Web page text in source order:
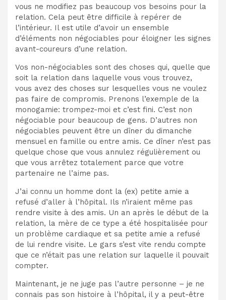
vous ne modifiez pas beaucoup vos besoins pour la
relation. Cela peut être difficile à repérer de
l’intérieur. Il est utile d’avoir un ensemble
d’éléments non négociables pour éloigner les signes
avant-coureurs d’une relation.
Vos non-négociables sont des choses qui, quelle que
soit la relation dans laquelle vous vous trouvez,
vous avez des choses sur lesquelles vous ne voulez
pas faire de compromis. Prenons l’exemple de la
monogamie: trompez-moi et c’est fini. C’est non
négociable pour beaucoup de gens. D’autres non
négociables peuvent être un dîner du dimanche
mensuel en famille ou entre amis. Ce dîner n’est pas
quelque chose que vous annulez régulièrement ou
que vous arrêtez totalement parce que votre
partenaire ne l’aime pas.
J’ai connu un homme dont la (ex) petite amie a
refusé d’aller à l’hôpital. Ils n’iraient même pas
rendre visite à des amis. Un an après le début de la
relation, la mère de ce type a été hospitalisée pour
un problème cardiaque et sa petite amie a refusé
de lui rendre visite. Le gars s’est vite rendu compte
que ce n’était pas une relation sur laquelle il pouvait
compter.
Maintenant, je ne juge pas l’autre personne – je ne
connais pas son histoire à l’hôpital, il y a peut-être